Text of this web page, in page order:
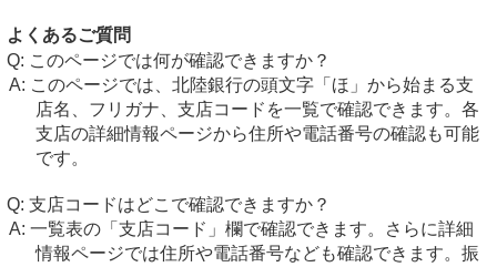
よくあるご質問
このページでは何が確認できますか？
このページでは、北陸銀行の頭文字「ほ」から始まる支
店名、フリガナ、支店コードを一覧で確認できます。各
支店の詳細情報ページから住所や電話番号の確認も可能
です。
支店コードはどこで確認できますか？
一覧表の「支店コード」欄で確認できます。さらに詳細
情報ページでは住所や電話番号なども確認できます。振